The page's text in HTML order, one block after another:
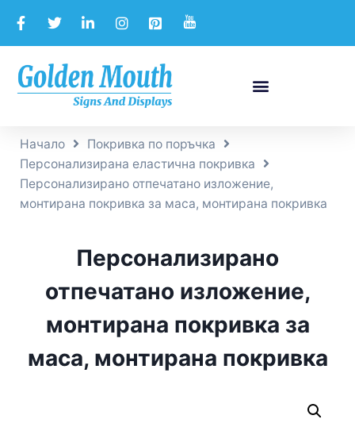
Начало
Покривка по поръчка
Персонализирана еластична покривка
Персонализирано отпечатано изложение,
монтирана покривка за маса, монтирана покривка
Персонализирано
отпечатано изложение,
монтирана покривка за
маса, монтирана покривка